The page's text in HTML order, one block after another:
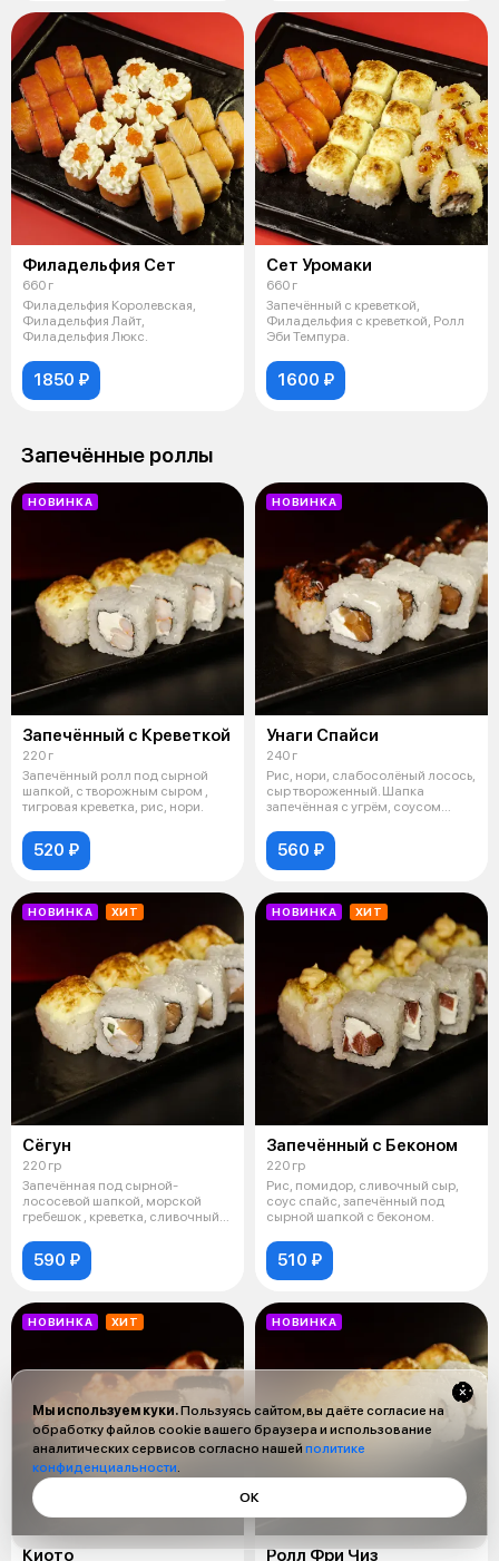
Филадельфия Сет
660 г
Филадельфия Королевская,
Филадельфия Лайт,
Филадельфия Люкс.
1850 ₽
Сет Уромаки
660 г
Запечённый с креветкой,
Филадельфия с креветкой, Ролл
Эби Темпура.
1600 ₽
Запечённые роллы
НОВИНКА
Запечённый с Креветкой
220 г
Запечённый ролл под сырной
шапкой, с творожным сыром ,
тигровая креветка, рис, нори.
520 ₽
НОВИНКА
Унаги Спайси
240 г
Рис, нори, слабосолёный лосось,
сыр твороженный. Шапка
запечённая с угрём, соусом
560 ₽
НОВИНКА ХИТ
Сёгун
220 гр
Запечённая под сырной-
лососевой шапкой, морской
гребешок , креветка, сливочный
590 ₽
НОВИНКА ХИТ
Запечённый с Беконом
220 гр
Рис, помидор, сливочный сыр,
соус спайс, запечённый под
сырной шапкой с беконом.
510 ₽
НОВИНКА ХИТ
Киото
НОВИНКА
Ролл Фри Чиз
Мы используем куки.Пользуясь сайтом, вы даёте согласие на
обработку файлов cookie вашего браузера и использование
аналитических сервисов согласно нашей политике
конфиденциальности.
ОК